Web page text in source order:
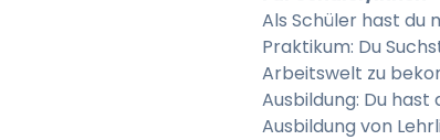
Als Schüler hast du
Praktikum: Du
Arbeitswelt zu
Ausbildung: Du hast
Ausbildung von